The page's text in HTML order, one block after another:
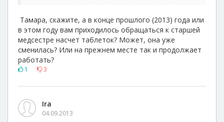
Тамара, скажите, а в конце прошлого (2013) года или
в этом году вам приходилось обращаться к старшей
медсестре насчет таблеток? Может, она уже
сменилась? Или на прежнем месте так и продолжает
работать?
1 3
Ira
04.09.2013